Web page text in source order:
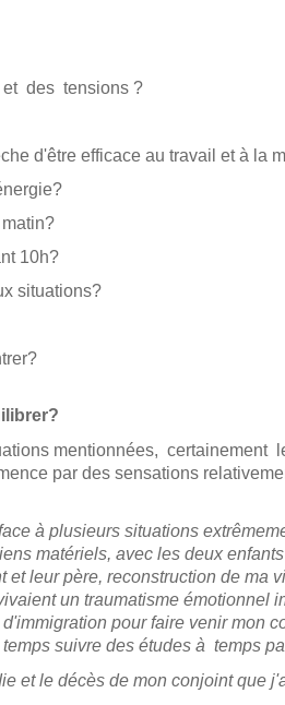
et des tensions ?
d'être efficace au travail et à la
10h?
situations?
mentionnées, certainement
par des sensations
à plusieurs situations
matériels, avec les deux
leur père, reconstruction de ma
un traumatisme émotionnel
pour faire venir mon
suivre des études à temps
et le décès de mon conjoint que